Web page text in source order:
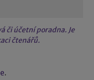
či účetní poradna. Je
čtenářů.
.